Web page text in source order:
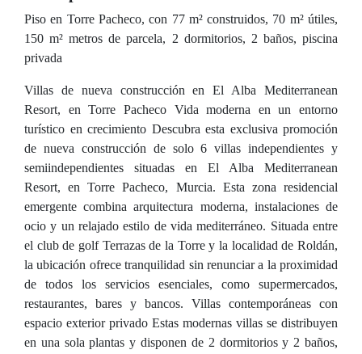
Piso en Torre Pacheco, con 77 m² construidos, 70 m² útiles,
150 m² metros de parcela, 2 dormitorios, 2 baños, piscina
privada
Villas de nueva construcción en El Alba Mediterranean
Resort, en Torre Pacheco Vida moderna en un entorno
turístico en crecimiento Descubra esta exclusiva promoción
de nueva construcción de solo 6 villas independientes y
semiindependientes situadas en El Alba Mediterranean
Resort, en Torre Pacheco, Murcia. Esta zona residencial
emergente combina arquitectura moderna, instalaciones de
ocio y un relajado estilo de vida mediterráneo. Situada entre
el club de golf Terrazas de la Torre y la localidad de Roldán,
la ubicación ofrece tranquilidad sin renunciar a la proximidad
de todos los servicios esenciales, como supermercados,
restaurantes, bares y bancos. Villas contemporáneas con
espacio exterior privado Estas modernas villas se distribuyen
en una sola plantas y disponen de 2 dormitorios y 2 baños,